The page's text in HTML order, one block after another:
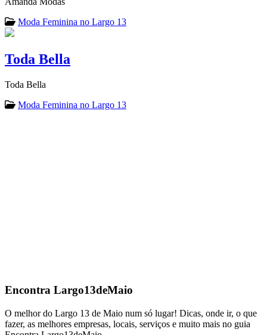
Moda Feminina no Largo 13
Toda Bella
Toda Bella
Moda Feminina no Largo 13
Encontra Largo13deMaio
O melhor do Largo 13 de Maio num só lugar! Dicas, onde ir, o que
fazer, as melhores empresas, locais, serviços e muito mais no guia